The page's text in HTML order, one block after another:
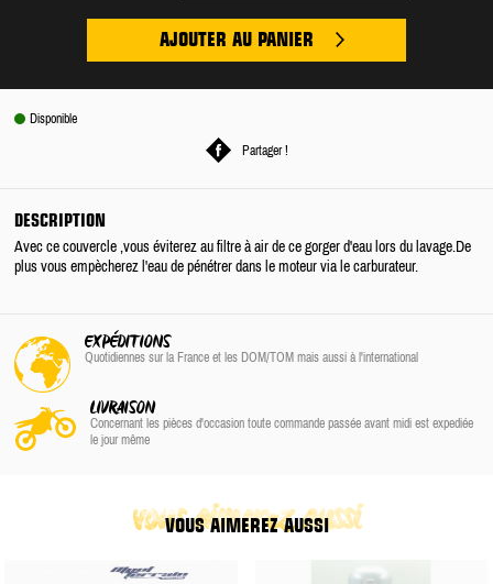
AJOUTER AU PANIER
Disponible
Partager !
DESCRIPTION
Avec ce couvercle ,vous éviterez au filtre à air de ce gorger d'eau lors du lavage.De
plus vous empècherez l'eau de pénétrer dans le moteur via le carburateur.
EXPÉDITIONS
Quotidiennes sur la Franceet les DOM/TOM mais aussi à l'international
LIVRAISON
Concernant les pièces d'occasion toute commande passée avant midi est expediée
le jour même
VOUS AIMEREZ AUSSI
vous aimerez aussi